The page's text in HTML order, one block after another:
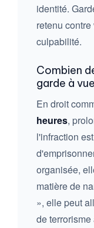
identité.
retenu
culpabilité.
Combien
garde à
En droit
heures,
l'infraction
organisée,
matière de
», elle peut
de